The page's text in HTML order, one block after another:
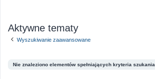
Aktywne tematy
Wyszukiwanie zaawansowane
Nie znaleziono elementów spełniających kryteria szukania.